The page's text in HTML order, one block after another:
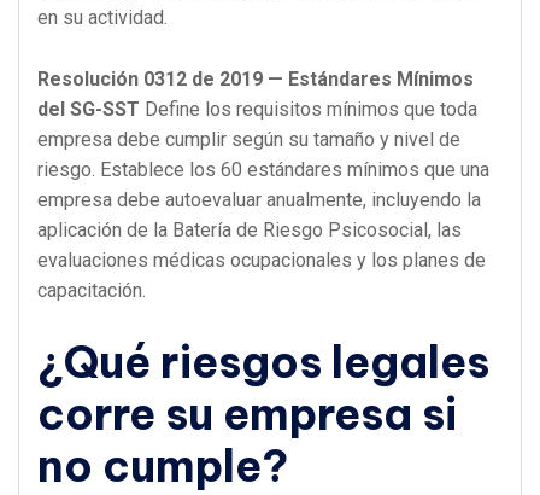
en su actividad.
Resolución 0312 de 2019 — Estándares Mínimos
del SG-SST Define los requisitos mínimos que toda
empresa debe cumplir según su tamaño y nivel de
riesgo. Establece los 60 estándares mínimos que una
empresa debe autoevaluar anualmente, incluyendo la
aplicación de la Batería de Riesgo Psicosocial, las
evaluaciones médicas ocupacionales y los planes de
capacitación.
¿Qué riesgos legales
corre su empresa si
no cumple?